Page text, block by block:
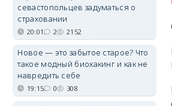
севастопольцев задуматься о
страховании
20:01 2 2152
Новое — это забытое старое? Что
такое модный биохакинг и как не
навредить себе
19:15 0 308